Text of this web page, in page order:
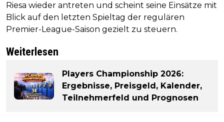
Riesa wieder antreten und scheint seine Einsätze mit
Blick auf den letzten Spieltag der regulären
Premier-League-Saison gezielt zu steuern.
Weiterlesen
Players Championship 2026:
Ergebnisse, Preisgeld, Kalender,
Teilnehmerfeld und Prognosen